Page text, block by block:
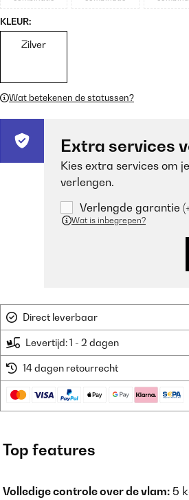
KLEUR:
Zilver
Wat betekenen de statussen?
Extra services
Kies extra services om
verlengen.
Verlengde garantie
Wat is inbegrepen?
Direct leverbaar
Levertijd: 1 - 2 dagen
14 dagen retourrecht
Top features
Volledige controle over de vlam: 5